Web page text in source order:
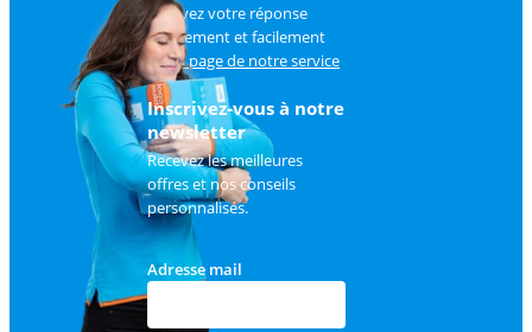
Trouvez votre réponse
rapidement et facilement
surla page de notre service
client.
Inscrivez-vous à notre
newsletter
Recevez les meilleures
offres et nos conseils
personnalisés.
Adresse mail